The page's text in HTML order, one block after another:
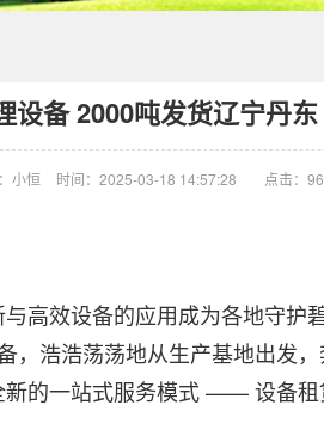
设备 2000吨发货辽宁丹
小恒 时间：2025-03-18 14:57:28 点击：
高效设备的应用成为各地守护
，浩浩荡荡地从生产基地出发
的一站式服务模式 —— 设备